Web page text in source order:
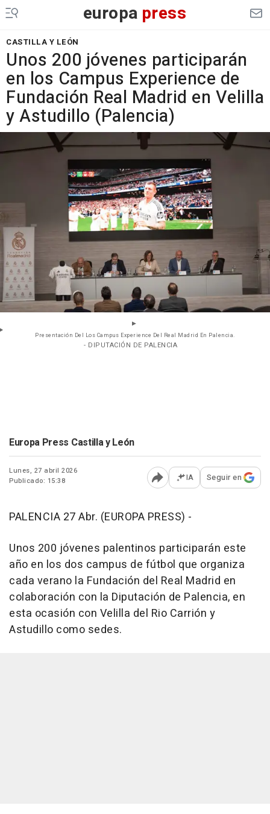
europa press
CASTILLA Y LEÓN
Unos 200 jóvenes participarán
en los Campus Experience de
Fundación Real Madrid en Velilla
y Astudillo (Palencia)
Presentación Del Los Campus Experience Del Real Madrid En Palencia.
- DIPUTACIÓN DE PALENCIA
Europa Press Castilla y León
Lunes, 27 abril 2026
Publicado: 15:38
Abrir opciones para
IA Seguir en
PALENCIA 27 Abr. (EUROPA PRESS) -
Unos 200 jóvenes palentinos participarán este
año en los dos campus de fútbol que organiza
cada verano la Fundación del Real Madrid en
colaboración con la Diputación de Palencia, en
esta ocasión con Velilla del Rio Carrión y
Astudillo como sedes.